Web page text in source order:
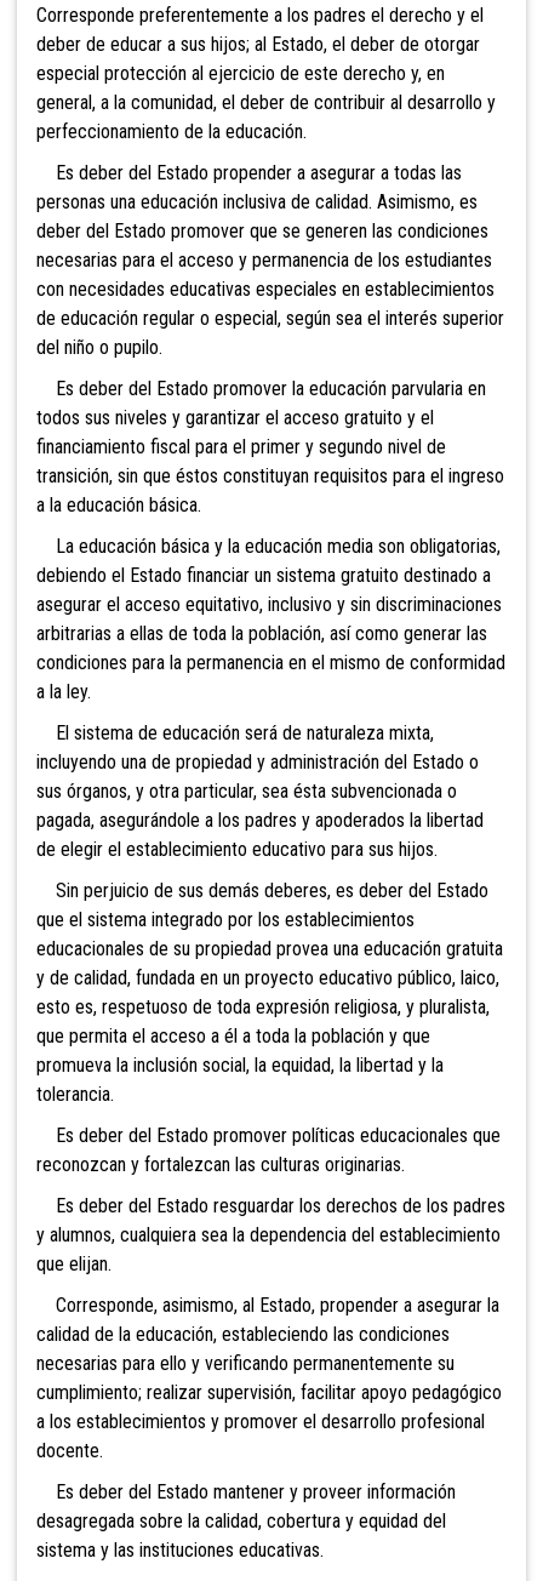
Corresponde preferentemente a los padres el derecho y el
deber de educar a sus hijos; al Estado, el deber de otorgar
especial protección al ejercicio de este derecho y, en
general, a la comunidad, el deber de contribuir al desarrollo y
perfeccionamiento de la educación.
Es deber del Estado propender a asegurar a todas las
personas una educación inclusiva de calidad. Asimismo, es
deber del Estado promover que se generen las condiciones
necesarias para el acceso y permanencia de los estudiantes
con necesidades educativas especiales en establecimientos
de educación regular o especial, según sea el interés superior
del niño o pupilo.
Es deber del Estado promover la educación parvularia en
todos sus niveles y garantizar el acceso gratuito y el
financiamiento fiscal para el primer y segundo nivel de
transición, sin que éstos constituyan requisitos para el ingreso
a la educación básica.
La educación básica y la educación media son obligatorias,
debiendo el Estado financiar un sistema gratuito destinado a
asegurar el acceso equitativo, inclusivo y sin discriminaciones
arbitrarias a ellas de toda la población, así como generar las
condiciones para la permanencia en el mismo de conformidad
a la ley.
El sistema de educación será de naturaleza mixta,
incluyendo una de propiedad y administración del Estado o
sus órganos, y otra particular, sea ésta subvencionada o
pagada, asegurándole a los padres y apoderados la libertad
de elegir el establecimiento educativo para sus hijos.
Sin perjuicio de sus demás deberes, es deber del Estado
que el sistema integrado por los establecimientos
educacionales de su propiedad provea una educación gratuita
y de calidad, fundada en un proyecto educativo público, laico,
esto es, respetuoso de toda expresión religiosa, y pluralista,
que permita el acceso a él a toda la población y que
promueva la inclusión social, la equidad, la libertad y la
tolerancia.
Es deber del Estado promover políticas educacionales que
reconozcan y fortalezcan las culturas originarias.
Es deber del Estado resguardar los derechos de los padres
y alumnos, cualquiera sea la dependencia del establecimiento
que elijan.
Corresponde, asimismo, al Estado, propender a asegurar la
calidad de la educación, estableciendo las condiciones
necesarias para ello y verificando permanentemente su
cumplimiento; realizar supervisión, facilitar apoyo pedagógico
a los establecimientos y promover el desarrollo profesional
docente.
Es deber del Estado mantener y proveer información
desagregada sobre la calidad, cobertura y equidad del
sistema y las instituciones educativas.